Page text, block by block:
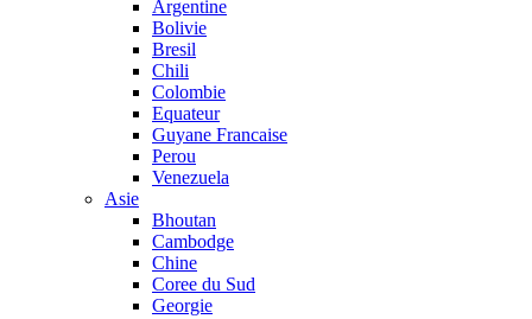
Argentine
Bolivie
Bresil
Chili
Colombie
Equateur
Guyane Francaise
Perou
Venezuela
Asie
Bhoutan
Cambodge
Chine
Coree du Sud
Georgie